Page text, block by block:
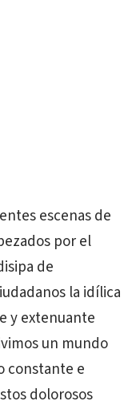
escenas de
por el
de
la idílica
y extenuante
un mundo
constante e
dolorosos